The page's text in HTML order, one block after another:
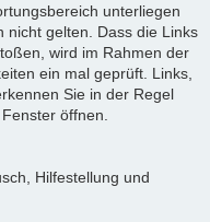
unterliegen
nicht gelten. Dass die Links
wird im Rahmen der
ein mal geprüft. Links,
Sie in der Regel
öffnen.
Hilfestellung und